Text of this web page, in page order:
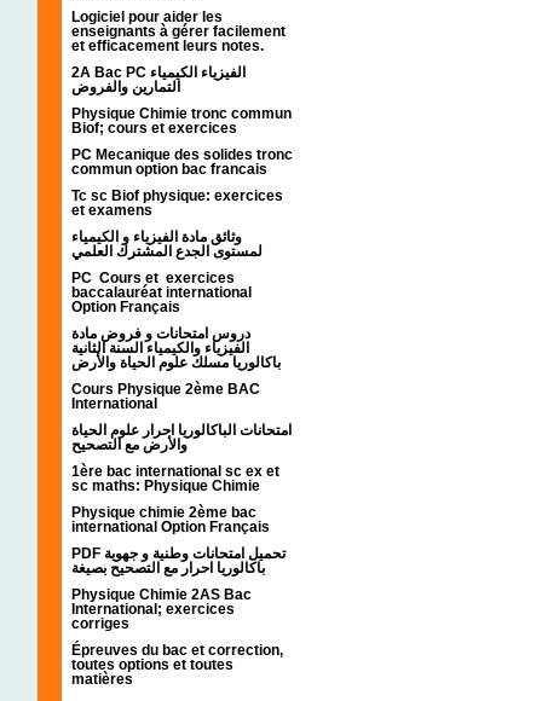
Logiciel pour aider les
enseignants à gérer facilement
et efficacement leurs notes.
2A Bac PC الفيزياء الكيمياء
التمارين والفروض
Physique Chimie tronc commun
Biof; cours et exercices
PC Mecanique des solides tronc
commun option bac francais
Tc sc Biof physique: exercices
et examens
وثائق مادة الفيزياء و الكيمياء
PC Cours et exercices
baccalauréat international
Option Français
دروس امتحانات و فروض مادة
الفيزياء والكيمياء السنة الثانية
باكالوريا مسلك علوم الحياة والأرض
Cours Physique 2ème BAC
International
امتحانات الباكالوريا احرار علوم الحياة
والأرض مع التصحيح
1ère bac international sc ex et
sc maths: Physique Chimie
Physique chimie 2ème bac
international Option Français
PDF تحميل امتحانات وطنية و جهوية
باكالوريا احرار مع التصحيح بصيغة
Physique Chimie 2AS Bac
International; exercices
corriges
Épreuves du bac et correction,
toutes options et toutes
matières